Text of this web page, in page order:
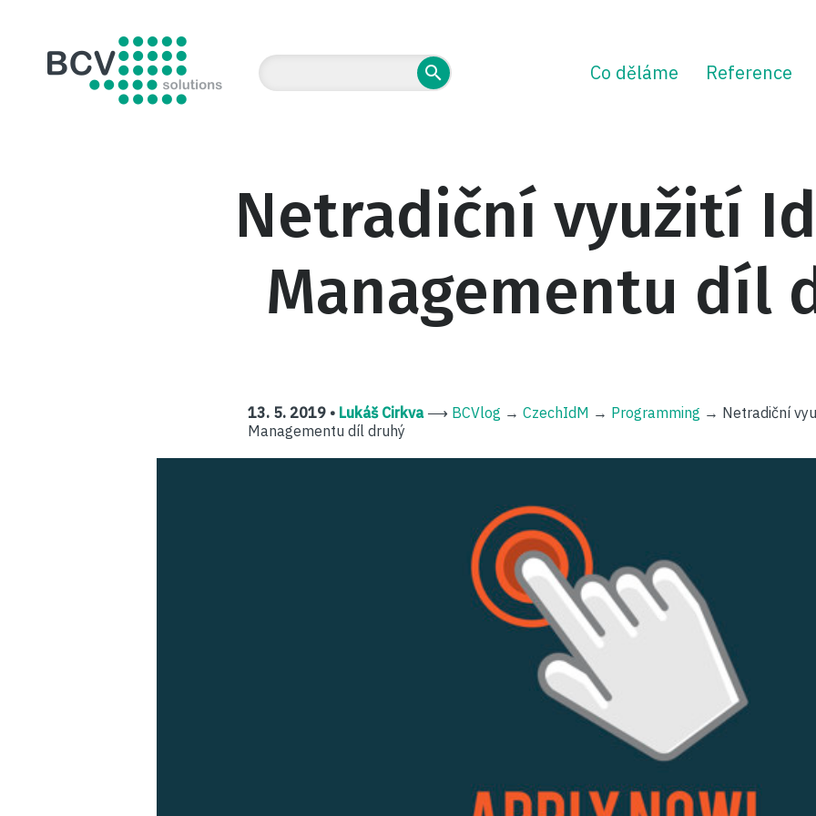
Co děláme Reference
Netradiční využití
Managementu díl
13. 5. 2019 • Lukáš Cirkva⟶ BCVlog → CzechIdM → Programming → Netradiční
Managementu díl druhý